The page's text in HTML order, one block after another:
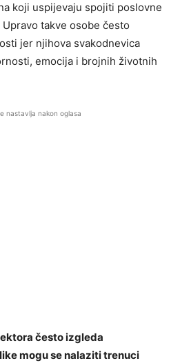
koji uspijevaju spojiti poslovne
takve osobe često
jer njihova svakodnevica
emocija i brojnih životnih
nastavlja nakon oglasa
često izgleda
mogu se nalaziti trenuci